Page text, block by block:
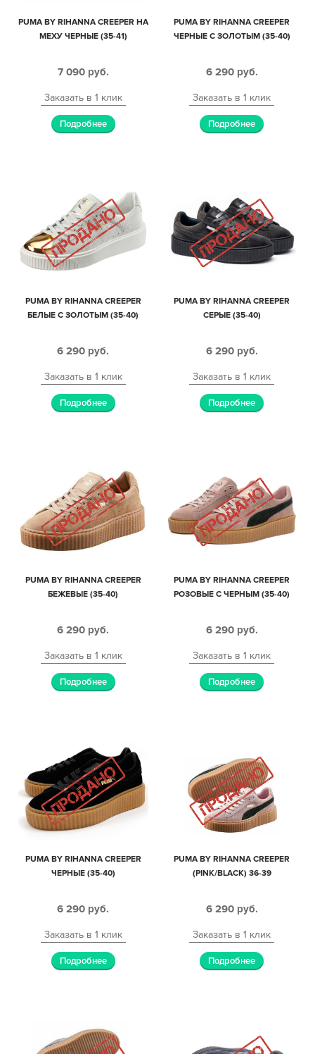
PUMA BY RIHANNA CREEPER НА
МЕХУ ЧЕРНЫЕ (35-41)
7 090 руб.
Заказать в 1 клик
Подробнее
PUMA BY RIHANNA CREEPER
ЧЕРНЫЕ С ЗОЛОТЫМ (35-40)
6 290 руб.
Заказать в 1 клик
Подробнее
PUMA BY RIHANNA CREEPER
БЕЛЫЕ С ЗОЛОТЫМ (35-40)
6 290 руб.
Заказать в 1 клик
Подробнее
PUMA BY RIHANNA CREEPER
СЕРЫЕ (35-40)
6 290 руб.
Заказать в 1 клик
Подробнее
PUMA BY RIHANNA CREEPER
БЕЖЕВЫЕ (35-40)
6 290 руб.
Заказать в 1 клик
Подробнее
PUMA BY RIHANNA CREEPER
РОЗОВЫЕ С ЧЕРНЫМ (35-40)
6 290 руб.
Заказать в 1 клик
Подробнее
PUMA BY RIHANNA CREEPER
ЧЕРНЫЕ (35-40)
6 290 руб.
Заказать в 1 клик
Подробнее
PUMA BY RIHANNA CREEPER
(PINK/BLACK) 36-39
6 290 руб.
Заказать в 1 клик
Подробнее